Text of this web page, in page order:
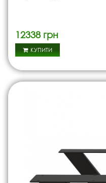
12338 грн
КУПИТИ